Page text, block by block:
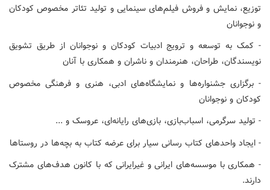
توزیع، نمایش و فروش فیلم‌های سینمایی و تولید تئاتر مخصوص کودکان
و نوجوانان
- کمک به توسعه و ترویج ادبیات کودکان و نوجوانان از طریق تشویق
نویسندگان، طراحان، هنرمندان و ناشران و همکاری با آنان
- برگزاری جشنواره‌ها و نمایشگاه‌های ادبی، هنری و فرهنگی مخصوص
کودکان و نوجوانان
- تولید سرگرمی، اسباب‌بازی، بازی‌های رایانه‌ای، عروسک و ...
- ایجاد واحدهای کتاب رسانی سیار برای عرضه کتاب به بچه‌ها در روستاها
- همکاری با موسسه‌های ایرانی و غیرایرانی که با کانون هدف‌های مشترک
دارند.